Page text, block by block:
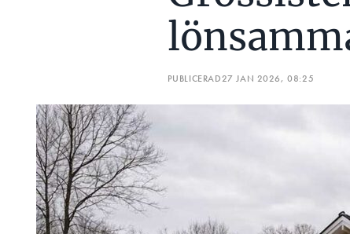
PUBLICERAD27 JAN 2026, 08:25